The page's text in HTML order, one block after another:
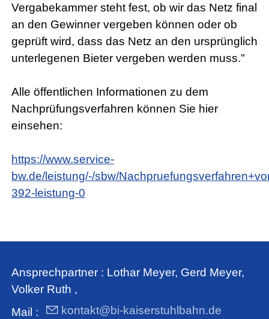
Vergabekammer steht fest, ob wir das Netz final
an den Gewinner vergeben können oder ob
geprüft wird, dass das Netz an den ursprünglich
unterlegenen Bieter vergeben werden muss."
Alle öffentlichen Informationen zu dem
Nachprüfungsverfahren können Sie hier
einsehen:
https://www.service-
bw.de/leistung/-/sbw/
392-leistung-0
Ansprechpartner : Lothar Meyer, Gerd Meyer,
Volker Ruth ,
Mail :
kontakt@bi-kaiserstuhlbahn.de